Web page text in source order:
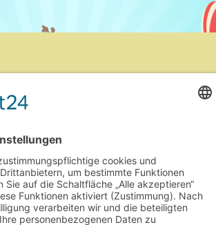
Datenschutz
Gutes für Kids. | Kids Education byTheme Palace